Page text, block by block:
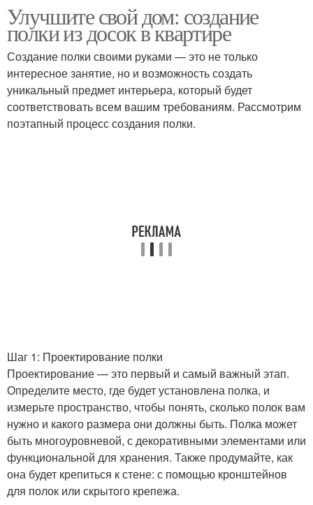
Улучшите свой дом: создание
полки из досок в квартире
Создание полки своими руками — это не только
интересное занятие, но и возможность создать
уникальный предмет интерьера, который будет
соответствовать всем вашим требованиям. Рассмотрим
поэтапный процесс создания полки.
Шаг 1: Проектирование полки
Проектирование — это первый и самый важный этап.
Определите место, где будет установлена полка, и
измерьте пространство, чтобы понять, сколько полок вам
нужно и какого размера они должны быть. Полка может
быть многоуровневой, с декоративными элементами или
функциональной для хранения. Также продумайте, как
она будет крепиться к стене: с помощью кронштейнов
для полок или скрытого крепежа.